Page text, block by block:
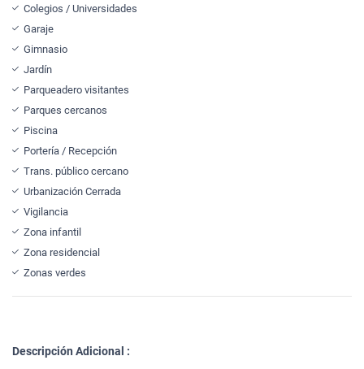
Colegios / Universidades
Garaje
Gimnasio
Jardín
Parqueadero visitantes
Parques cercanos
Piscina
Portería / Recepción
Trans. público cercano
Urbanización Cerrada
Vigilancia
Zona infantil
Zona residencial
Zonas verdes
Descripción Adicional :